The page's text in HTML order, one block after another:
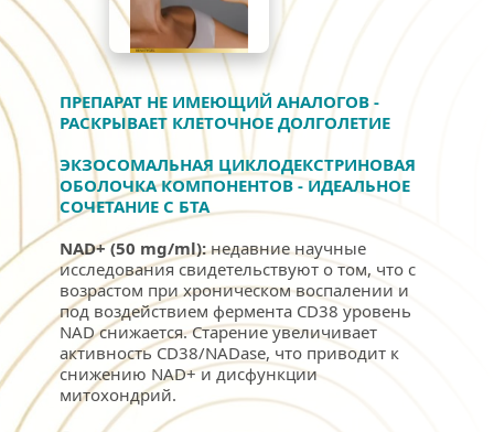
ПРЕПАРАТ НЕ ИМЕЮЩИЙ АНАЛОГОВ -
РАСКРЫВАЕТ КЛЕТОЧНОЕ ДОЛГОЛЕТИЕ
ЭКЗОСОМАЛЬНАЯ ЦИКЛОДЕКСТРИНОВАЯ
ОБОЛОЧКА КОМПОНЕНТОВ - ИДЕАЛЬНОЕ
СОЧЕТАНИЕ С БТА
NAD+ (50 mg/ml): недавние научные
исследования свидетельствуют о том, что с
возрастом при хроническом воспалении и
под воздействием фермента CD38 уровень
NAD снижается. Старение увеличивает
активность CD38/NADase, что приводит к
снижению NAD+ и дисфункции
митохондрий.